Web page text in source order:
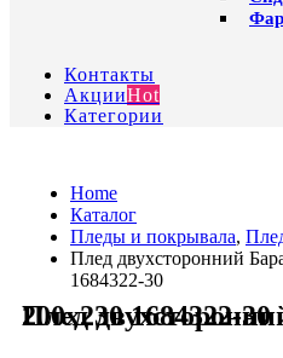
Контакты
АкцииHot
Категории
Home
Каталог
Пледы и покрывала,
Плед двухсторонний
1684322-30
Плед двухсторонний Барашек велюр 200х230 1684322-30